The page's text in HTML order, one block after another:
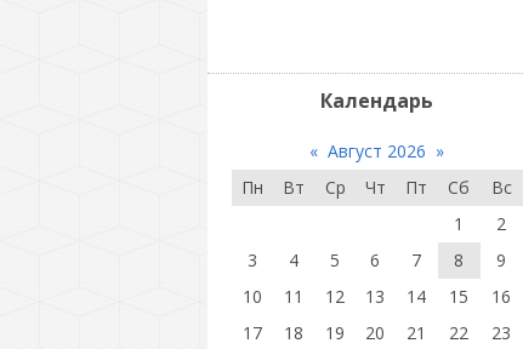
Календарь
« Август 2026 »
Пн
Вт Ср Чт Пт Сб
Вс
1
2
3
4 5 6 7 8
9
10
11 12 13 14 15
16
17
18 19 20 21 22
23